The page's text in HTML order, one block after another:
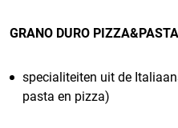
GRANO DURO PIZZA&PASTA
specialiteiten uit de
pasta en pizza)